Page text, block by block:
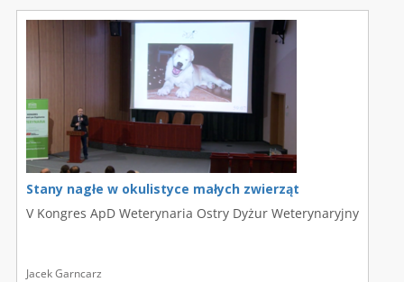
Stany nagłe w okulistyce małych zwierząt
V Kongres ApD Weterynaria Ostry Dyżur Weterynaryjny
Jacek Garncarz